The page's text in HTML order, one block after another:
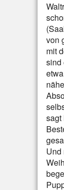
von
mit
sind
sagt
Und